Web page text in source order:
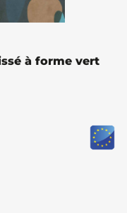
à forme vert